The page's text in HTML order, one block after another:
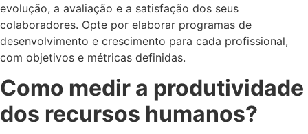
evolução, a avaliação e a satisfação dos seus
colaboradores. Opte por elaborar programas de
desenvolvimento e crescimento para cada profissional,
com objetivos e métricas definidas.
Como medir a produtividade
dos recursos humanos?